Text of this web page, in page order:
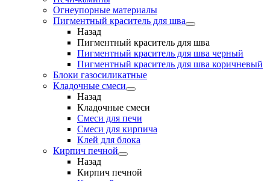
Огнеупорные материалы
Пигментный краситель для шва
Назад
Пигментный краситель для шва
Пигментный краситель для шва черный
Пигментный краситель для шва коричневый
Блоки газосиликатные
Кладочные смеси
Назад
Кладочные смеси
Смеси для печи
Смеси для кирпича
Клей для блока
Кирпич печной
Назад
Кирпич печной